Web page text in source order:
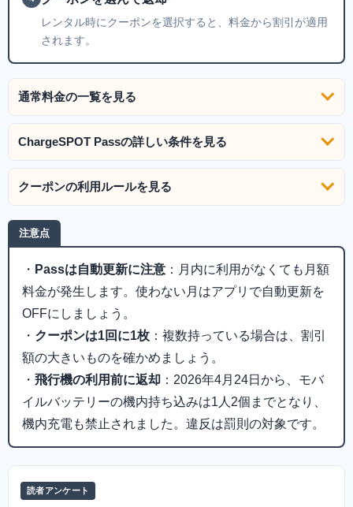
レンタル時にクーポンを選択すると、料金から割引が適用
されます。
通常料金の一覧を見る
ChargeSPOT Passの詳しい条件を見る
クーポンの利用ルールを見る
注意点
・ Passは自動更新に注意 ：月内に利用がなくても月額
料金が発生します。使わない月はアプリで自動更新を
OFFにしましょう。
・ クーポンは1回に1枚 ：複数持っている場合は、割引
額の大きいものを確かめましょう。
・ 飛行機の利用前に返却 ：2026年4月24日から、モバ
イルバッテリーの機内持ち込みは1人2個までとなり、
機内充電も禁止されました。違反は罰則の対象です。
読者アンケート